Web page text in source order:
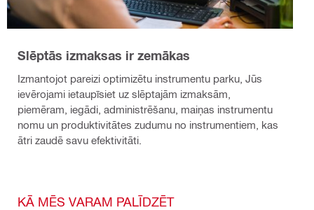
Slēptās izmaksas ir zemākas
Izmantojot pareizi optimizētu instrumentu parku, Jūs
ievērojami ietaupīsiet uz slēptajām izmaksām,
piemēram, iegādi, administrēšanu, maiņas instrumentu
nomu un produktivitātes zudumu no instrumentiem, kas
ātri zaudē savu efektivitāti.
KĀ MĒS VARAM PALĪDZĒT